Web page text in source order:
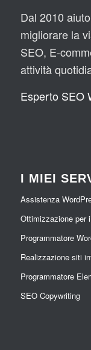
Dal 2010
migliorare la
SEO, E-
attività
Esperto SEO
I MIEI
Assistenza
Ottimizzazione per
Programmatore
Realizzazione siti
Programmatore
SEO Copywriting